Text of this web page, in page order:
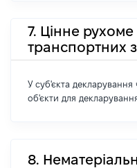
7. Цінне
транспортних
У суб'єкта декларування
об'єкти для
8.